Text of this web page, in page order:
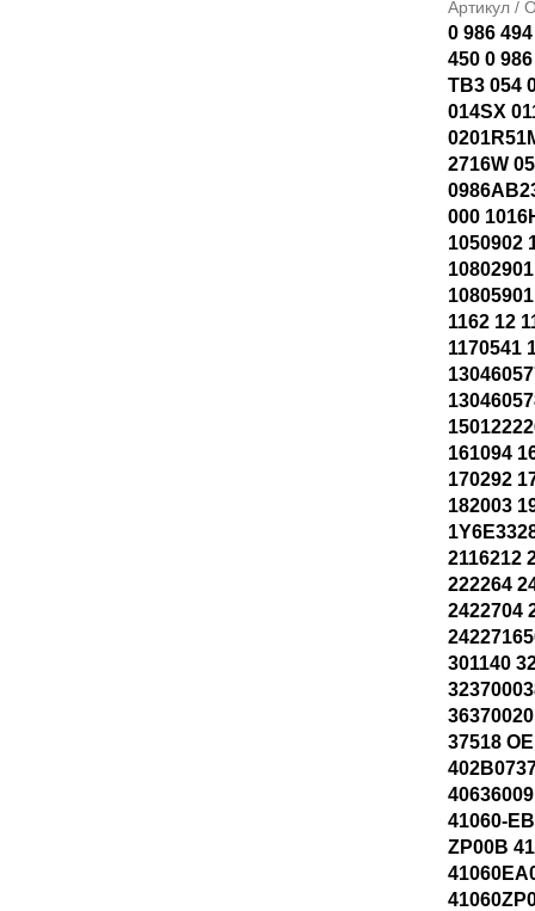
Артикул /
0 986
450 0
TB3 054
014SX
2716W
000
1050902
1162 12
1170541
161094
170292
182003
2116212
222264
2422704
301140
37518
41060-
ZP00B